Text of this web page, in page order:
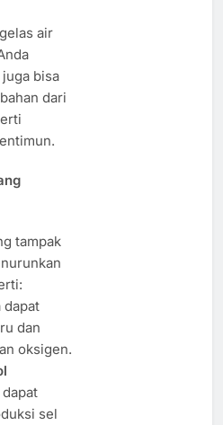
air
bisa
dari
tampak
dapat
dan
oksigen.
sel